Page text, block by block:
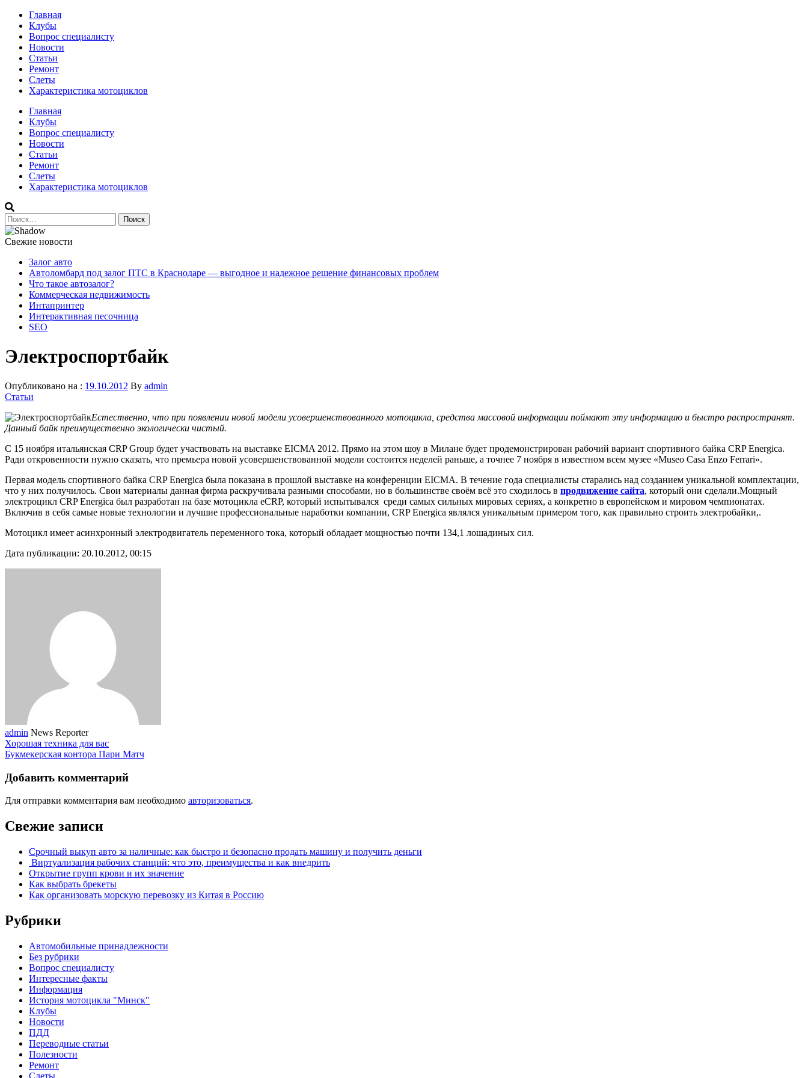
Перейти
содержимому
Главная
Клубы
Вопрос специалисту
Новости
Статьи
Ремонт
Слеты
Характеристика мотоциклов
Авто и мото сайт
Главная
Клубы
Вопрос специалисту
Новости
Статьи
Ремонт
Слеты
Характеристика мотоциклов
Найти:
Свежие новости
Залог авто
Автоломбард под залог ПТС в Краснодаре — выгодное и надежное решение финансовых проблем
Что такое автозалог?
Коммерческая недвижимость
Интапринтер
Интерактивная песочница
SEO
Электроспортбайк
Опубликовано на : 19.10.2012 By admin
Статьи
Естественно, что при появлении новой модели усовершенствованного мотоцикла, средства массовой информации поймают эту информацию и быстро распространят.
Данный байк преимущественно экологически чистый.
С 15 ноября итальянская CRP Group будет участвовать на выставке EICMA 2012. Прямо на этом шоу в Милане будет продемонстрирован рабочий вариант спортивного байка CRP Energica.
Ради откровенности нужно сказать, что премьера новой усовершенствованной модели состоится неделей раньше, а точнее 7 ноября в известном всем музее «Museo Casa Enzo Ferrari».
Первая модель спортивного байка CRP Energica была показана в прошлой выставке на конференции EICMA. В течение года специалисты старались над созданием уникальной комплектации,
что у них получилось. Свои материалы данная фирма раскручивала разными способами, но в большинстве своём всё это сходилось в продвижение сайта, который они сделали.Мощный
электроцикл CRP Energica был разработан на базе мотоцикла eCRP, который испытывался среди самых сильных мировых сериях, а конкретно в европейском и мировом чемпионатах.
Включив в себя самые новые технологии и лучшие профессиональные наработки компании, CRP Energica являлся уникальным примером того, как правильно строить электробайки,.
Мотоцикл имеет асинхронный электродвигатель переменного тока, который обладает мощностью почти 134,1 лошадиных сил.
Дата публикации: 20.10.2012, 00:15
admin News Reporter
Хорошая техника для вас
Букмекерская контора Пари Матч
Добавить комментарий
Для отправки комментария вам необходимо авторизоваться.
Свежие записи
Срочный выкуп авто за наличные: как быстро и безопасно продать машину и получить деньги
Виртуализация рабочих станций: что это, преимущества и как внедрить
Открытие групп крови и их значение
Как выбрать брекеты
Как организовать морскую перевозку из Китая в Россию
Рубрики
Автомобильные принадлежности
Без рубрики
Вопрос специалисту
Интересные факты
Информация
История мотоцикла "Минск"
Клубы
Новости
ПДД
Переводные статьи
Полезности
Ремонт
Слеты